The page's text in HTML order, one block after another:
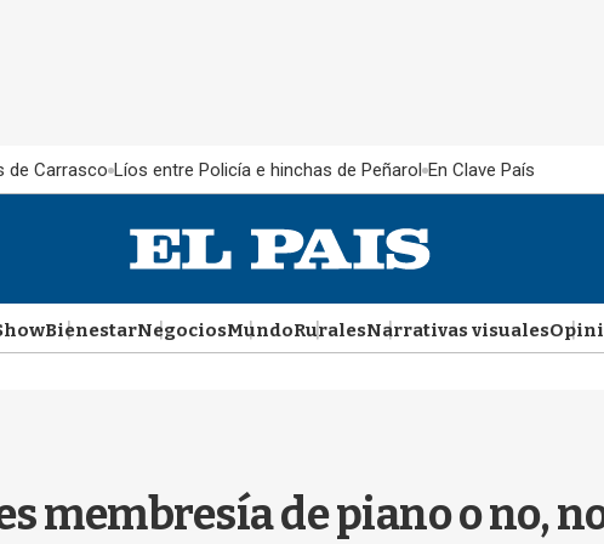
de Carrasco Líos entre Policía e hinchas de Peñarol En Clave País
BienestarNegociosMundoRuralesNarrativas visuales
membresía de piano o no,